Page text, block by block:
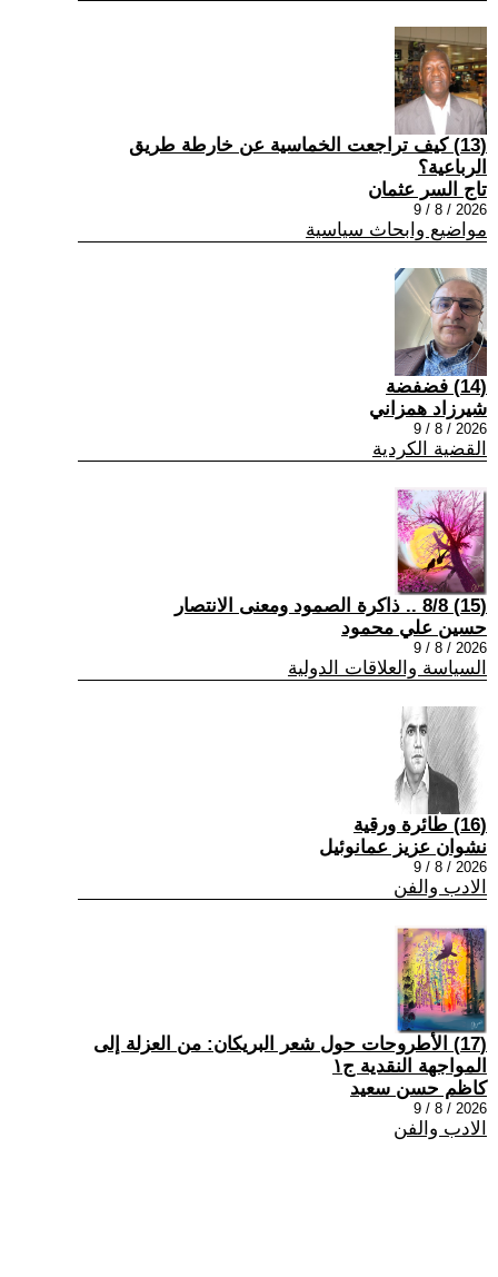
(13) كيف تراجعت الخماسية عن خارطة طريق
الرباعية؟
تاج السر عثمان
2026 / 8 / 9
مواضيع وابحاث سياسية
(14) فضفضة
شيرزاد همزاني
2026 / 8 / 9
القضية الكردية
(15) 8/8 .. ذاكرة الصمود ومعنى الانتصار
حسين علي محمود
2026 / 8 / 9
السياسة والعلاقات الدولية
(16) طائرة ورقية
نشوان عزيز عمانوئيل
2026 / 8 / 9
الادب والفن
(17) الأطروحات حول شعر البريكان: من العزلة إلى
المواجهة النقدية ج١
كاظم حسن سعيد
2026 / 8 / 9
الادب والفن